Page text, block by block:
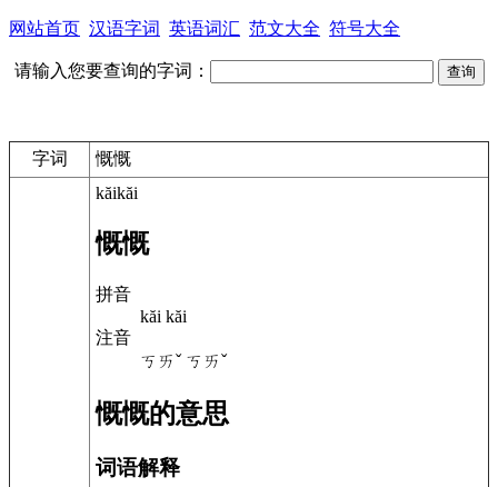
网站首页 汉语字词 英语词汇 范文大全 符号大全
请输入您要查询的字词：
字词 慨慨
kăikăi
慨慨
拼音
kăi kăi
注音
ㄎㄞˇ ㄎㄞˇ
慨慨的意思
词语解释